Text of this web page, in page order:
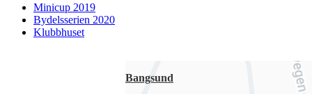
Minicup 2019
Bydelsserien 2020
Klubbhuset
Bangsund